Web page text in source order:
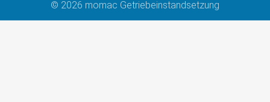
© 2026 momac Getriebeinstandsetzung